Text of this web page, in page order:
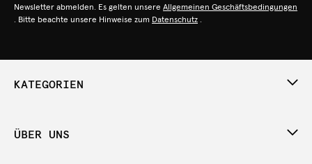
Newsletter abmelden. Es gelten unsere Allgemeinen Geschäftsbedingungen
. Bitte beachte unsere Hinweise zum Datenschutz .
KATEGORIEN
ÜBER UNS